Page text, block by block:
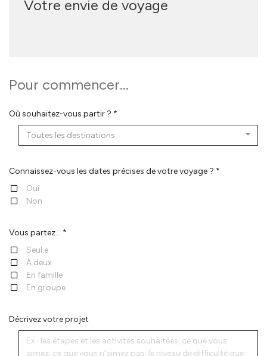
Votre envie de voyage
Pour commencer...
Où souhaitez-vous partir ? *
Toutes les destinations
Connaissez-vous les dates précises de votre voyage ? *
Oui
Non
Vous partez... *
Seul.e
À deux
En famille
En groupe
Décrivez votre projet